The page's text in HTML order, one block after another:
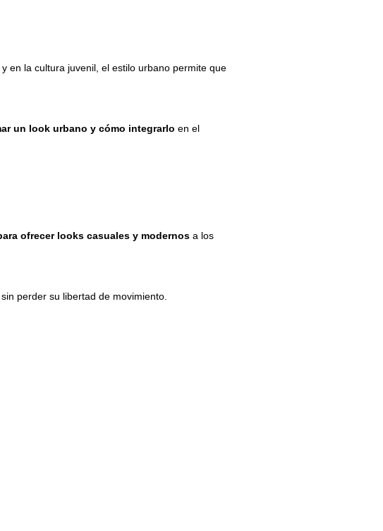
en la cultura juvenil, el estilo urbano permite que
un look urbano y cómo integrarlo en el
ofrecer looks casuales y modernos a los
perder su libertad de movimiento.